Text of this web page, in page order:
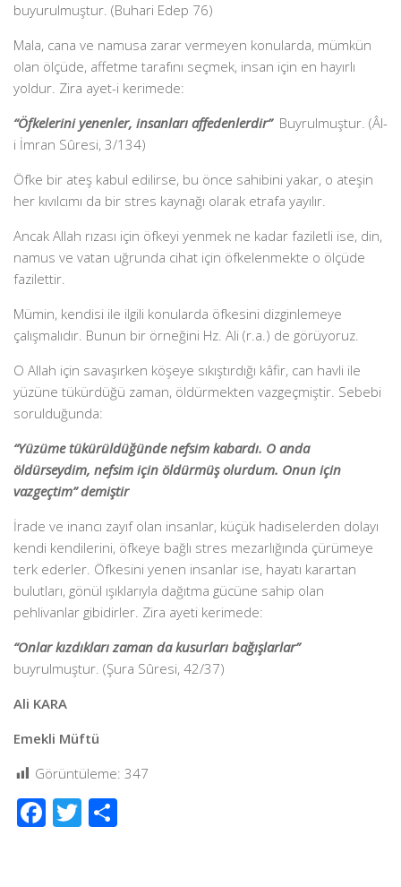
buyurulmuştur. (Buhari Edep 76)
Mala, cana ve namusa zarar vermeyen konularda, mümkün
olan ölçüde, affetme tarafını seçmek, insan için en hayırlı
yoldur. Zira ayet-i kerimede:
“Öfkelerini yenenler, insanları affedenlerdir”Buyrulmuştur. (Âl-
i İmran Sûresi, 3/134)
Öfke bir ateş kabul edilirse, bu önce sahibini yakar, o ateşin
her kıvılcımı da bir stres kaynağı olarak etrafa yayılır.
Ancak Allah rızası için öfkeyi yenmek ne kadar faziletli ise, din,
namus ve vatan uğrunda cihat için öfkelenmekte o ölçüde
fazilettir.
Mümin, kendisi ile ilgili konularda öfkesini dizginlemeye
çalışmalıdır. Bunun bir örneğini Hz. Ali (r.a.) de görüyoruz.
O Allah için savaşırken köşeye sıkıştırdığı kâfir, can havli ile
yüzüne tükürdüğü zaman, öldürmekten vazgeçmiştir. Sebebi
sorulduğunda:
“Yüzüme tükürüldüğünde nefsim kabardı. O anda
öldürseydim, nefsim için öldürmüş olurdum. Onun için
vazgeçtim” demiştir
İrade ve inancı zayıf olan insanlar, küçük hadi­selerden dolayı
kendi kendilerini, öfkeye bağlı stres mezarlığında çü­rümeye
terk ederler. Öfkesini yenen insanlar ise, hayatı karartan
bulutları, gönül ışıklarıyla dağıtma gücüne sahip olan
pehlivanlar gibidirler. Zira ayeti kerimede:
“Onlar kızdıkları zaman da kusurları bağış­larlar”
buyrulmuştur. (Şura Sûresi, 42/37)
Ali KARA
Emekli Müftü
Görüntüleme: 347
Facebook
Twitter